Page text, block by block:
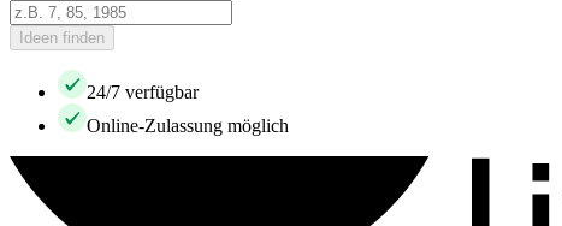
Ideen finden
24/7 verfügbar
Online-Zulassung möglich